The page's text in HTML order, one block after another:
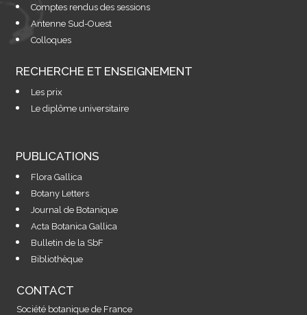
Comptes rendus des sessions
Antenne Sud-Ouest
Colloques
RECHERCHE ET ENSEIGNEMENT
Les prix
Le diplôme universitaire
PUBLICATIONS
Flora Gallica
Botany Letters
Journal de Botanique
Acta Botanica Gallica
Bulletin de la SbF
Bibliothèque
CONTACT
Société botanique de France